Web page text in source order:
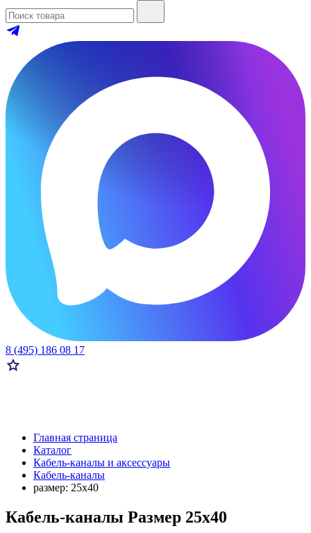
8 (495) 186 08 17
Главная страница
Каталог
Кабель-каналы и аксессуары
Кабель-каналы
размер: 25х40
Кабель-каналы Размер 25х40